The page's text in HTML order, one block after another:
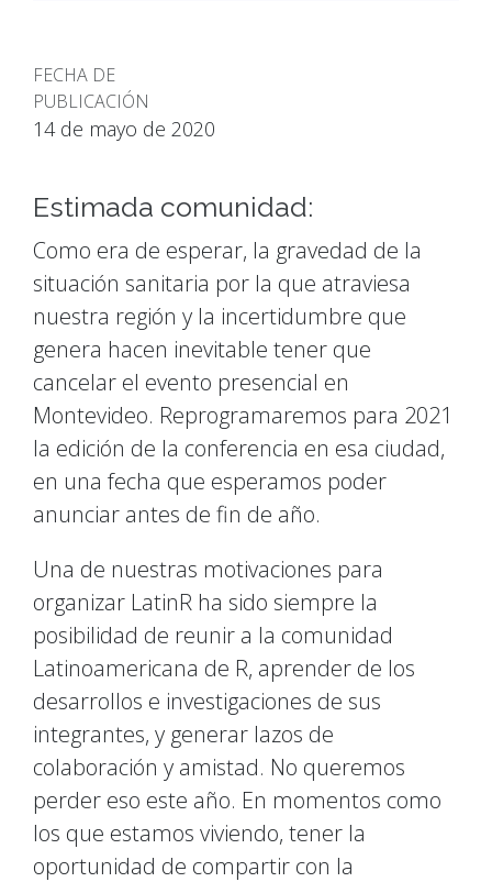
FECHA DE
PUBLICACIÓN
14 de mayo de 2020
Estimada comunidad:
Como era de esperar, la gravedad de la
situación sanitaria por la que atraviesa
nuestra región y la incertidumbre que
genera hacen inevitable tener que
cancelar el evento presencial en
Montevideo. Reprogramaremos para 2021
la edición de la conferencia en esa ciudad,
en una fecha que esperamos poder
anunciar antes de fin de año.
Una de nuestras motivaciones para
organizar LatinR ha sido siempre la
posibilidad de reunir a la comunidad
Latinoamericana de R, aprender de los
desarrollos e investigaciones de sus
integrantes, y generar lazos de
colaboración y amistad. No queremos
perder eso este año. En momentos como
los que estamos viviendo, tener la
oportunidad de compartir con la